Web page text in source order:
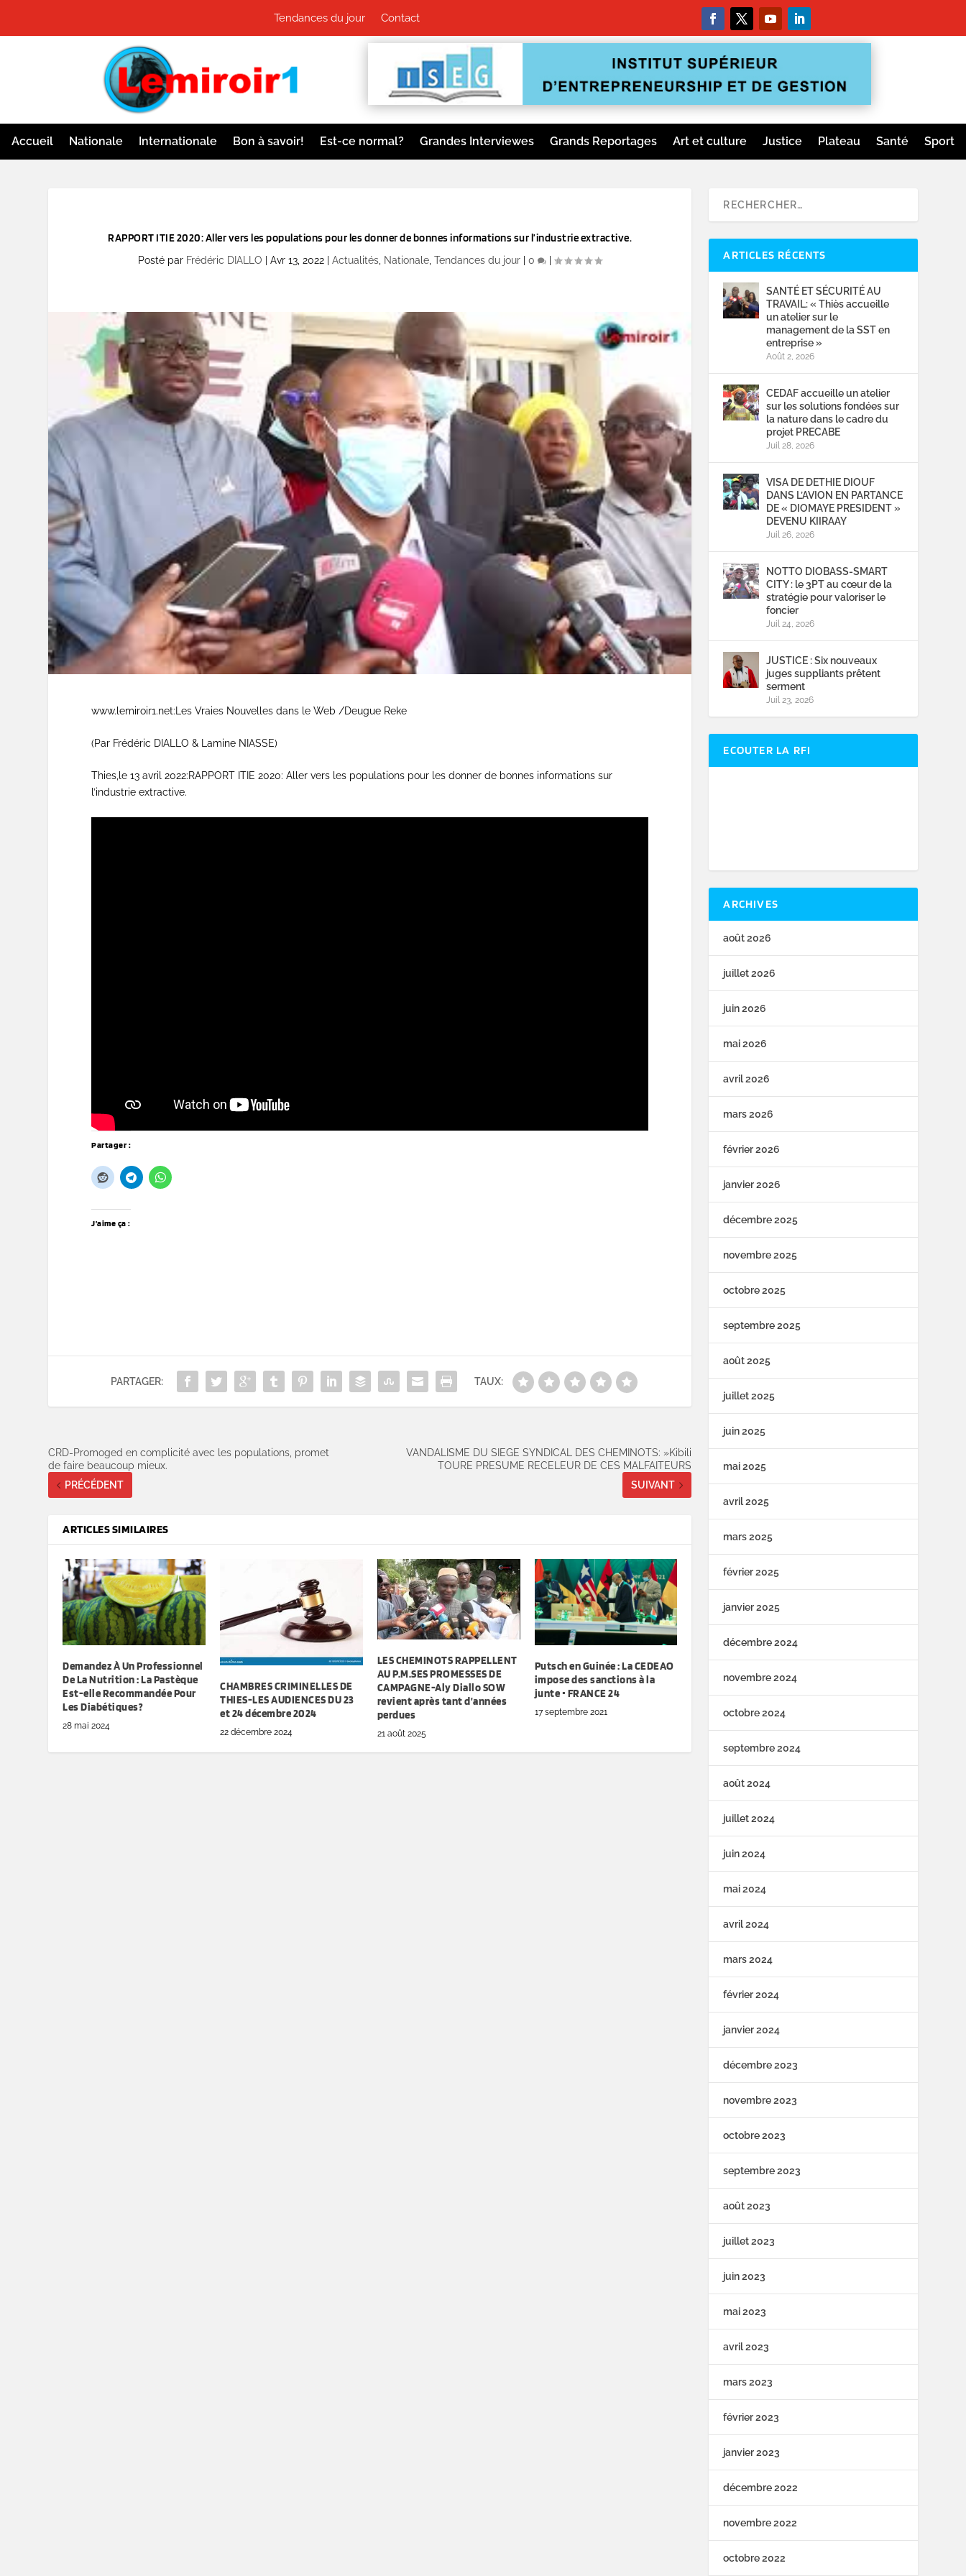
Tendances du jour Contact
Accueil Nationale Internationale Bon à savoir! Est-ce normal? Grandes Interviewes Grands Reportages Art et culture Justice Plateau Santé Sport
RAPPORT ITIE 2020: Aller vers les populations pour les donner de bonnes informations sur l’industrie extractive.
Posté par Frédéric DIALLO |Avr 13, 2022 |Actualités Nationale ,Tendances du jour |0 |
www.lemiroir1.net:Les Vraies Nouvelles dans le Web /Deugue Reke
(Par Frédéric DIALLO & Lamine NIASSE)
Thies,le 13 avril 2022:RAPPORT ITIE 2020: Aller vers les populations pour les donner de bonnes informations sur
l’industrie extractive.
Partager :
J’aime ça :
PARTAGER: TAUX:
CRD-Promoged en complicité avec les populations, promet
de faire beaucoup mieux.
PRÉCÉDENT
VANDALISME DU SIEGE SYNDICAL DES CHEMINOTS: »Kibili
TOURE PRESUME RECELEUR DE CES MALFAITEURS
SUIVANT
ARTICLES SIMILAIRES
Demandez À Un Professionnel
De La Nutrition : La Pastèque
Est-elle Recommandée Pour
Les Diabétiques?
28 mai 2024
CHAMBRES CRIMINELLES DE
THIES-LES AUDIENCES DU 23
et 24 décembre 2024
22 décembre 2024
LES CHEMINOTS RAPPELLENT
AU P.M.SES PROMESSES DE
CAMPAGNE-Aly Diallo SOW
revient après tant d’années
perdues
21 août 2025
Putsch en Guinée : La CEDEAO
impose des sanctions à la
junte • FRANCE 24
17 septembre 2021
ARTICLES RÉCENTS
SANTÉ ET SÉCURITÉ AU
TRAVAIL: « Thiès accueille
un atelier sur le
management de la SST en
entreprise »
Août 2, 2026
CEDAF accueille un atelier
sur les solutions fondées sur
la nature dans le cadre du
projet PRECABE
Juil 28, 2026
VISA DE DETHIE DIOUF
DANS L’AVION EN PARTANCE
DE « DIOMAYE PRESIDENT »
DEVENU KIIRAAY
Juil 26, 2026
NOTTO DIOBASS-SMART
CITY : le 3PT au cœur de la
stratégie pour valoriser le
foncier
Juil 24, 2026
JUSTICE : Six nouveaux
juges suppliants prêtent
serment
Juil 23, 2026
ECOUTER LA RFI
ARCHIVES
août 2026
juillet 2026
juin 2026
mai 2026
avril 2026
mars 2026
février 2026
janvier 2026
décembre 2025
novembre 2025
octobre 2025
septembre 2025
août 2025
juillet 2025
juin 2025
mai 2025
avril 2025
mars 2025
février 2025
janvier 2025
décembre 2024
novembre 2024
octobre 2024
septembre 2024
août 2024
juillet 2024
juin 2024
mai 2024
avril 2024
mars 2024
février 2024
janvier 2024
décembre 2023
novembre 2023
octobre 2023
septembre 2023
août 2023
juillet 2023
juin 2023
mai 2023
avril 2023
mars 2023
février 2023
janvier 2023
décembre 2022
novembre 2022
octobre 2022